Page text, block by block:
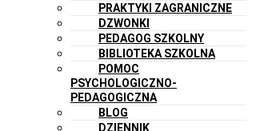
PRAKTYKI ZAGRANICZNE
DZWONKI
PEDAGOG SZKOLNY
BIBLIOTEKA SZKOLNA
POMOC
PSYCHOLOGICZNO-
PEDAGOGICZNA
BLOG
DZIENNIK